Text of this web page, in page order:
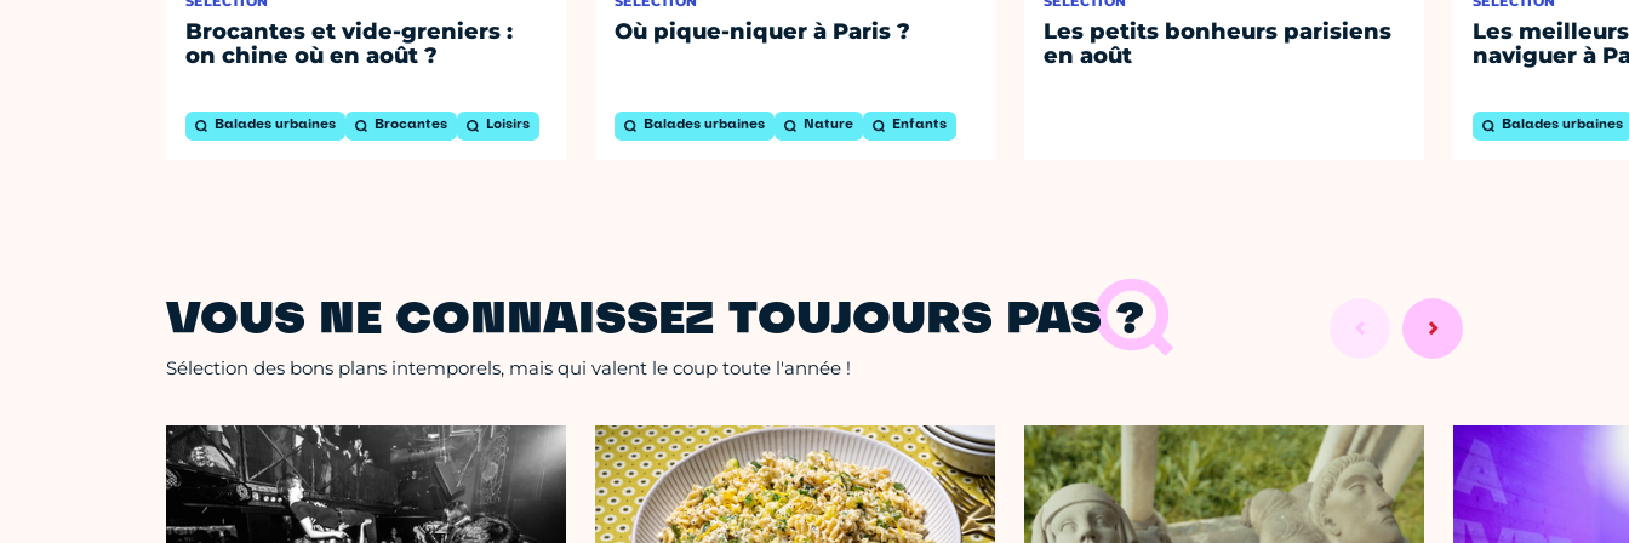
Brocantes et vide-greniers :
on chine où en août ?
Balades urbaines Brocantes Loisirs
Où pique-niquer à Paris ?
Balades urbaines Nature Enfants
Les petits bonheurs parisiens
en août
Les
naviguer à
Balades urbaines
VOUS NE CONNAISSEZ TOUJOURS PAS ?
Sélection des bons plans intemporels, mais qui valent le coup toute l'année !